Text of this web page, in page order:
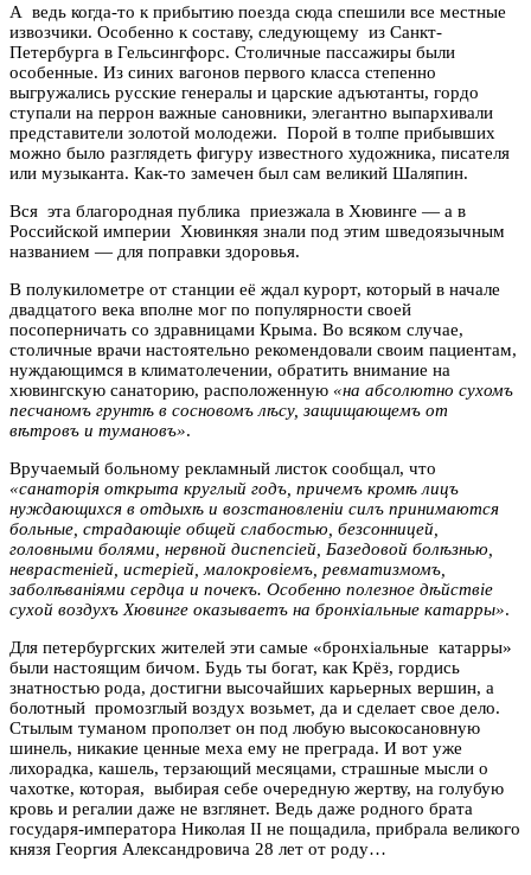
А ведь когда-то к прибытию поезда сюда спешили все местные
извозчики. Особенно к составу, следующему из Санкт-
Петербурга в Гельсингфорс. Столичные пассажиры были
особенные. Из синих вагонов первого класса степенно
выгружались русские генералы и царские адъютанты, гордо
ступали на перрон важные сановники, элегантно выпархивали
представители золотой молодежи. Порой в толпе прибывших
можно было разглядеть фигуру известного художника, писателя
или музыканта. Как-то замечен был сам великий Шаляпин.
Вся эта благородная публика приезжала в Хювинге — а в
Российской империи Хювинкяя знали под этим шведоязычным
названием — для поправки здоровья.
В полукилометре от станции её ждал курорт, который в начале
двадцатого века вполне мог по популярности своей
посоперничать со здравницами Крыма. Во всяком случае,
столичные врачи настоятельно рекомендовали своим пациентам,
нуждающимся в климатолечении, обратить внимание на
хювингскую санаторию, расположенную «на абсолютно сухомъ
песчаномъ грунтѣ в сосновомъ лѣсу, защищающемъ от
вѣтровъ и тумановъ».
Вручаемый больному рекламный листок сообщал, что
«санаторiя открыта круглый годъ, причемъ кромѣ лицъ
нуждающихся в отдыхѣ и возстановленiи силъ принимаются
больные, страдающiе общей слабостью, безсонницей,
головными болями, нервной диспепсiей, Базедовой болѣзнью,
неврастенiей, истерiей, малокровiемъ, ревматизмомъ,
заболѣванiями сердца и почекъ. Особенно полезное дѣйствiе
сухой воздухъ Хювинге оказываетъ на бронхiальные катарры».
Для петербургских жителей эти самые «бронхiальные катарры»
были настоящим бичом. Будь ты богат, как Крёз, гордись
знатностью рода, достигни высочайших карьерных вершин, а
болотный промозглый воздух возьмет, да и сделает свое дело.
Стылым туманом проползет он под любую высокосановную
шинель, никакие ценные меха ему не преграда. И вот уже
лихорадка, кашель, терзающий месяцами, страшные мысли о
чахотке, которая, выбирая себе очередную жертву, на голубую
кровь и регалии даже не взглянет. Ведь даже родного брата
государя-императора Николая II не пощадила, прибрала великого
князя Георгия Александровича 28 лет от роду…